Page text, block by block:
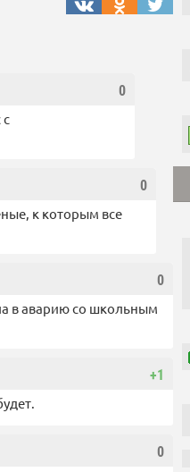
0
0
к которым все
0
в аварию со школьным
+1
0